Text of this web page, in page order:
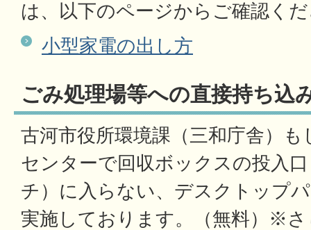
は、以下のページからご確認く
小型家電の出し方
ごみ処理場等への直接持ち込
古河市役所環境課（三和庁舎）
センターで回収ボックスの投入
チ）に入らない、デスクトップ
実施しております。（無料）※